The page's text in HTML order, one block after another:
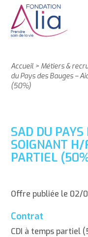
Accueil > Métiers &
du Pays des Bauges –
(50%)
SAD DU
SOIGNANT
PARTIEL
Offre publiée le 02/
Contrat
CDI à temps partiel